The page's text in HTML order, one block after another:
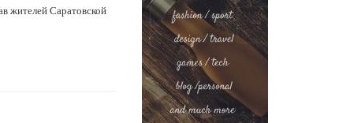
жителей Саратовской